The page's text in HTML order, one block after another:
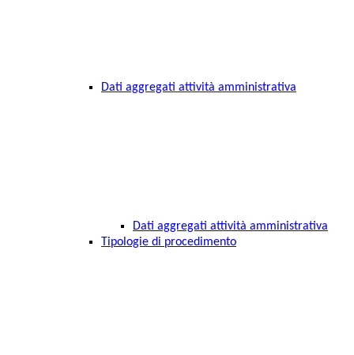
Dati aggregati attività amministrativa
Dati aggregati attività amministrativa
Tipologie di procedimento